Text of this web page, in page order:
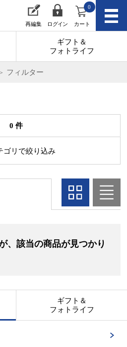
再編集 ログイン カート
0
ギフト＆
フォトライフ
フィルター
0 件
ゴリで絞り込み
、該当の商品が見つかり
ギフト＆
フォトライフ